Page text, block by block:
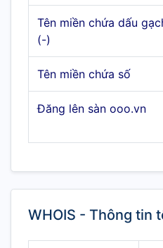
Tên miền chứa dấu
(-)
Tên miền chứa số
Đăng lên sàn ooo.vn
WHOIS - Thông tin